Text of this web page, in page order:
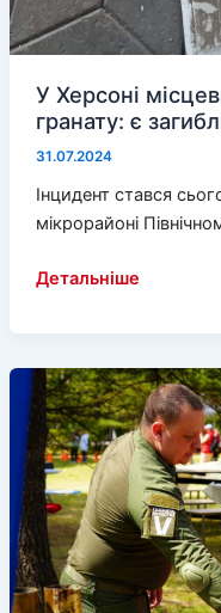
У Херсоні
гранату: є
31.07.2024
Інцидент стався
мікрорайоні
У
житель
підірвав
гранату:
загиблий
поранені
Детальніше